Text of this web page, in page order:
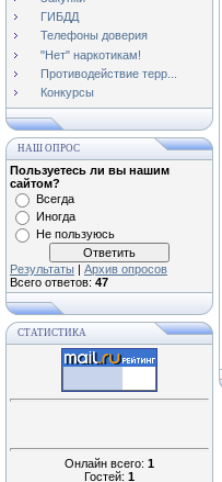
ГИБДД
Телефоны доверия
"Нет" наркотикам!
Противодействие терр...
Конкурсы
НАШ ОПРОС
Пользуетесь ли вы нашим
сайтом?
Всегда
Иногда
Не пользуюсь
Результаты | Архив опросов
Всего ответов: 47
СТАТИСТИКА
Онлайн всего: 1
Гостей: 1